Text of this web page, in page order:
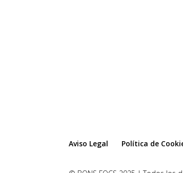
Aviso Legal Política de